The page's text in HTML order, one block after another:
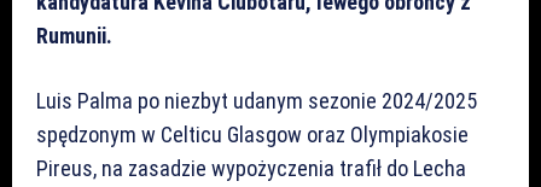
Rumunii.
Luis Palma po niezbyt udanym sezonie 2024/2025
spędzonym w Celticu Glasgow oraz Olympiakosie
Pireus, na zasadzie wypożyczenia trafił do Lecha